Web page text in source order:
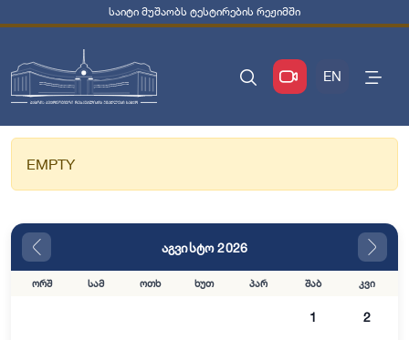
საიტი მუშაობს ტესტირების რეჟიმში
EN
EMPTY
აგვისტო 2026
ორშ სამ ოთხ ხუთ პარ შაბ კვი
1 2